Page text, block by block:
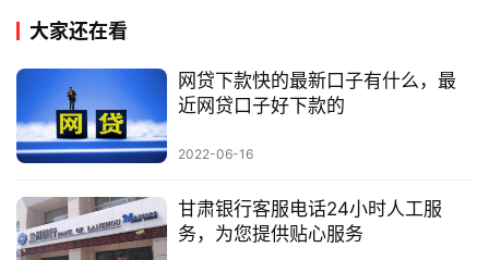
大家还在看
网贷下款快的最新口子有什么，最
近网贷口子好下款的
2022-06-16
甘肃银行客服电话24小时人工服
务，为您提供贴心服务